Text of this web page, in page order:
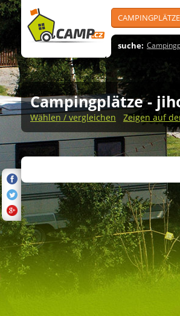
CAMPINGPLÄTZE
suche:
Campingplätze -
Wählen / vergleichen Zeigen auf